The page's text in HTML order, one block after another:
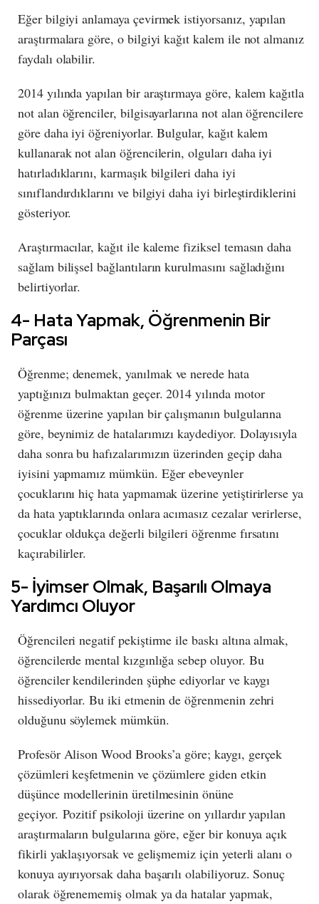
Eğer bilgiyi anlamaya çevirmek istiyorsanız, yapılan
araştırmalara göre, o bilgiyi kağıt kalem ile not almanız
faydalı olabilir.
2014 yılında yapılan bir araştırmaya göre, kalem kağıtla
not alan öğrenciler, bilgisayarlarına not alan öğrencilere
göre daha iyi öğreniyorlar. Bulgular, kağıt kalem
kullanarak not alan öğrencilerin, olguları daha iyi
hatırladıklarını, karmaşık bilgileri daha iyi
sınıflandırdıklarını ve bilgiyi daha iyi birleştirdiklerini
gösteriyor.
Araştırmacılar, kağıt ile kaleme fiziksel temasın daha
sağlam bilişsel bağlantıların kurulmasını sağladığını
belirtiyorlar.
4- Hata Yapmak, Öğrenmenin Bir
Parçası
Öğrenme; denemek, yanılmak ve nerede hata
yaptığınızı bulmaktan geçer. 2014 yılında motor
öğrenme üzerine yapılan bir çalışmanın bulgularına
göre, beynimiz de hatalarımızı kaydediyor. Dolayısıyla
daha sonra bu hafızalarımızın üzerinden geçip daha
iyisini yapmamız mümkün. Eğer ebeveynler
çocuklarını hiç hata yapmamak üzerine yetiştirirlerse ya
da hata yaptıklarında onlara acımasız cezalar verirlerse,
çocuklar oldukça değerli bilgileri öğrenme fırsatını
kaçırabilirler.
5- İyimser Olmak, Başarılı Olmaya
Yardımcı Oluyor
Öğrencileri negatif pekiştirme ile baskı altına almak,
öğrencilerde mental kızgınlığa sebep oluyor. Bu
öğrenciler kendilerinden şüphe ediyorlar ve kaygı
hissediyorlar. Bu iki etmenin de öğrenmenin zehri
olduğunu söylemek mümkün.
Profesör Alison Wood Brooks’a göre; kaygı, gerçek
çözümleri keşfetmenin ve çözümlere giden etkin
düşünce modellerinin üretilmesinin önüne
geçiyor. Pozitif psikoloji üzerine on yıllardır yapılan
araştırmaların bulgularına göre, eğer bir konuya açık
fikirli yaklaşıyorsak ve gelişmemiz için yeterli alanı o
konuya ayırıyorsak daha başarılı olabiliyoruz. Sonuç
olarak öğrenememiş olmak ya da hatalar yapmak,